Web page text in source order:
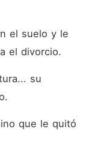
el suelo y le
el divorcio.
su
que le quitó